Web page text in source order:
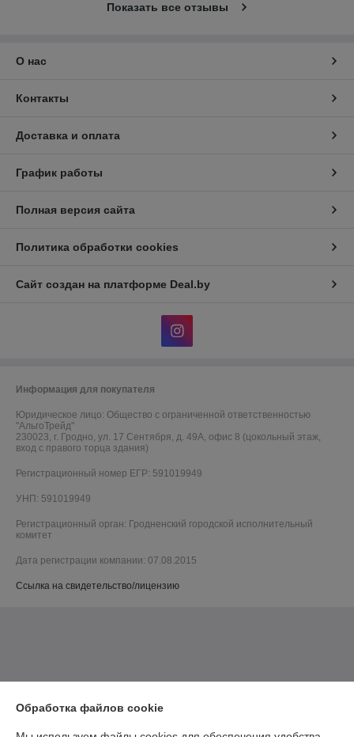
Показать все отзывы
О нас
Контакты
Доставка и оплата
График работы
Полная версия сайта
Политика обработки cookies
Сайт создан на платформе Deal.by
Информация для покупателя
Юридическое лицо: Общество с ограниченной ответственностью
"АльгоТрейд"
230023, г. Гродно, ул. 17 Сентября, д. 49А, офис 8 (цокольный этаж,
вход с правого торца здания)
Регистрационный номер ЕГР: 591019949
УНП: 591019949
Регистрационный орган: Гродненский городской исполнительный
комитет
Дата регистрации компании: 07.08.2015
Ссылка на свидетельство/лицензию
Обработка файлов cookie